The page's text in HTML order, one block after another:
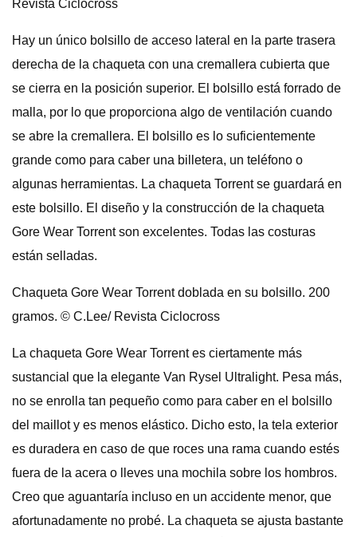
Revista Ciclocross
Hay un único bolsillo de acceso lateral en la parte trasera
derecha de la chaqueta con una cremallera cubierta que
se cierra en la posición superior. El bolsillo está forrado de
malla, por lo que proporciona algo de ventilación cuando
se abre la cremallera. El bolsillo es lo suficientemente
grande como para caber una billetera, un teléfono o
algunas herramientas. La chaqueta Torrent se guardará en
este bolsillo. El diseño y la construcción de la chaqueta
Gore Wear Torrent son excelentes. Todas las costuras
están selladas.
Chaqueta Gore Wear Torrent doblada en su bolsillo. 200
gramos. © C.Lee/ Revista Ciclocross
La chaqueta Gore Wear Torrent es ciertamente más
sustancial que la elegante Van Rysel Ultralight. Pesa más,
no se enrolla tan pequeño como para caber en el bolsillo
del maillot y es menos elástico. Dicho esto, la tela exterior
es duradera en caso de que roces una rama cuando estés
fuera de la acera o lleves una mochila sobre los hombros.
Creo que aguantaría incluso en un accidente menor, que
afortunadamente no probé. La chaqueta se ajusta bastante